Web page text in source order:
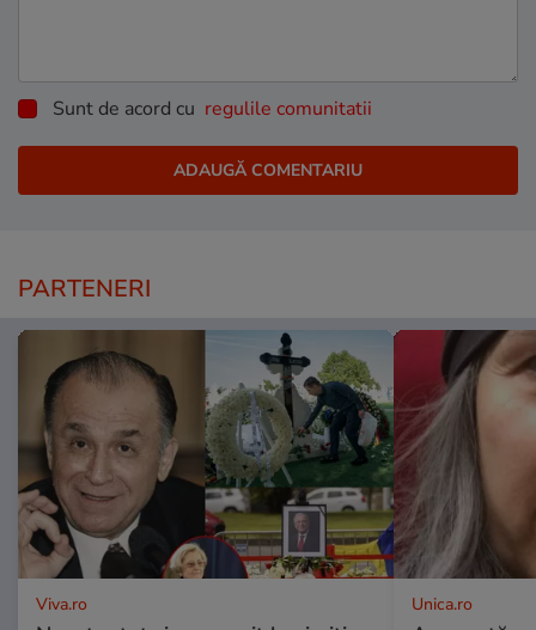
Sunt de acord cu regulile comunitatii
PARTENERI
Viva.ro Unica.ro